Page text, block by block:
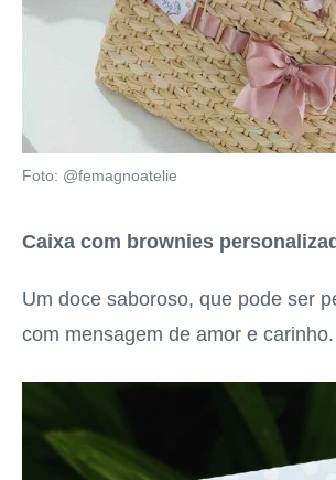
Foto: @femagnoatelie
Caixa com brownies
Um doce saboroso, que pode ser
com mensagem de amor e carinho.